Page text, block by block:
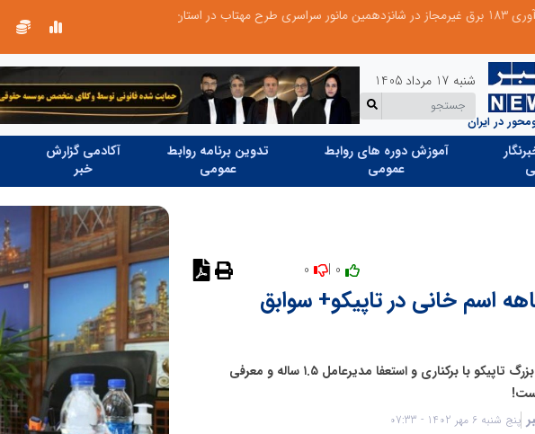
در ایران
شنبه 17 مرداد 1405
آموزش دوره های روابط
عمومی
تدوین برنامه روابط
عمومی
آکادمی گزارش
خبر
مدیریت 15ماهه اسم خانی در تاپیکو+ سوابق
حاشیه مدیریتی در هلدینگ بزرگ تاپیکو با برکناری و استعفا مدیرعامل ۱.۵ ساله و معرفی
پنج شنبه 6 مهر 1402 - 07:33